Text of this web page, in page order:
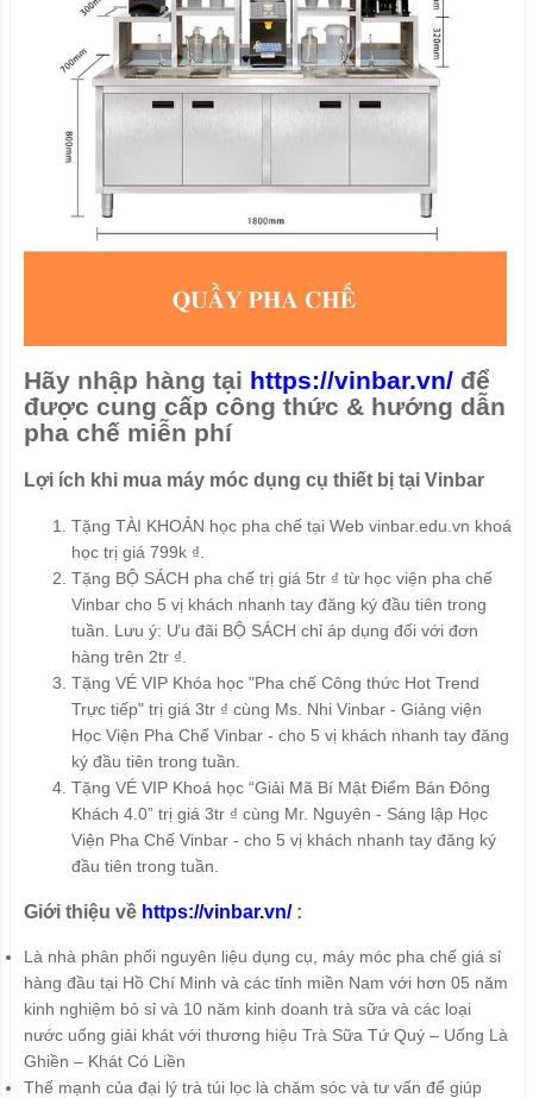
Hãy nhập hàng tại https://vinbar.vn/để
được cung cấp công thức & hướng dẫn
pha chế miễn phí
Lợi ích khi mua máy móc dụng cụ thiết bị tại Vinbar
Tặng TÀI KHOẢN học pha chế tại Web vinbar.edu.vn khoá
học trị giá 799k ₫.
Tặng BỘ SÁCH pha chế trị giá 5tr ₫ từ học viện pha chế
Vinbar cho 5 vị khách nhanh tay đăng ký đầu tiên trong
tuần. Lưu ý: Ưu đãi BỘ SÁCH chỉ áp dụng đối với đơn
hàng trên 2tr ₫.
Tặng VÉ VIP Khóa học "Pha chế Công thức Hot Trend
Trực tiếp" trị giá 3tr ₫ cùng Ms. Nhi Vinbar - Giảng viện
Học Viện Pha Chế Vinbar - cho 5 vị khách nhanh tay đăng
ký đầu tiên trong tuần.
Tặng VÉ VIP Khoá học “Giải Mã Bí Mật Điểm Bán Đông
Khách 4.0” trị giá 3tr ₫ cùng Mr. Nguyên - Sáng lập Học
Viện Pha Chế Vinbar - cho 5 vị khách nhanh tay đăng ký
đầu tiên trong tuần.
Giới thiệu về https://vinbar.vn/:
Là nhà phân phối nguyên liệu dụng cụ, máy móc pha chế giá sỉ
hàng đầu tại Hồ Chí Minh và các tỉnh miền Nam với hơn 05 năm
kinh nghiệm bỏ sỉ và 10 năm kinh doanh trà sữa và các loại
nước uống giải khát với thương hiệu Trà Sữa Tứ Quý – Uống Là
Ghiền – Khát Có Liền
Thế mạnh của đại lý trà túi lọc là chăm sóc và tư vấn để giúp